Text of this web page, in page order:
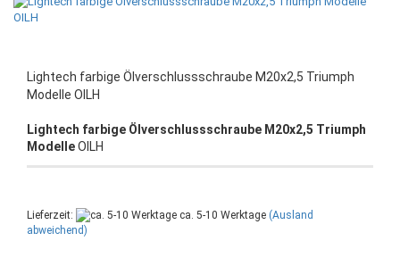
Lightech farbige Ölverschlussschraube M20x2,5 Triumph
Modelle OILH
Lightech farbige Ölverschlussschraube M20x2,5 Triumph
ModelleOILH
Lieferzeit: ca. 5-10 Werktage (Ausland
abweichend)